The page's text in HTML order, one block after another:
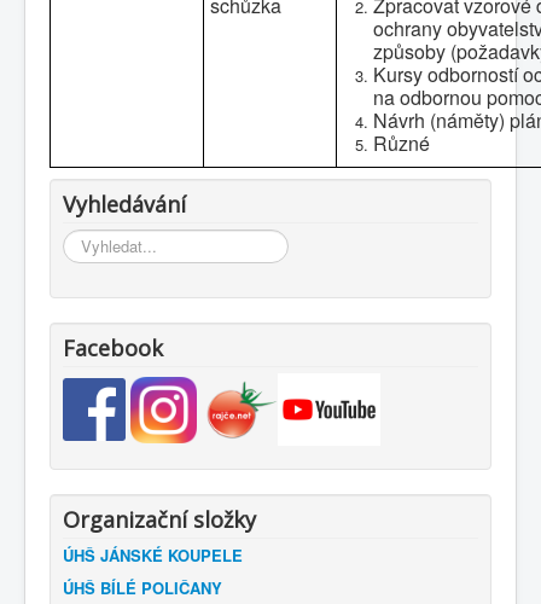
ochrany
způsoby
Kursy odborností
na odbornou
Návrh (náměty)
Různé
Vyhledávání
Vyhledávání...
Facebook
Organizační složky
ÚHŠ JÁNSKÉ KOUPELE
ÚHŠ BÍLÉ POLIČANY